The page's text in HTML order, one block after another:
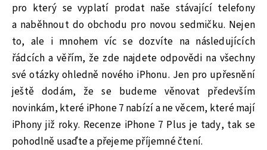
pro který se vyplatí prodat naše stávající telefony
a naběhnout do obchodu pro novou sedmičku. Nejen
to, ale i mnohem víc se dozvíte na následujících
řádcích a věřím, že zde najdete odpovědi na všechny
své otázky ohledně nového iPhonu. Jen pro upřesnění
ještě dodám, že se budeme věnovat především
novinkám, které iPhone 7 nabízí a ne věcem, které mají
iPhony již roky. Recenze iPhone 7 Plus je tady, tak se
pohodlně usaďte a přejeme příjemné čtení.